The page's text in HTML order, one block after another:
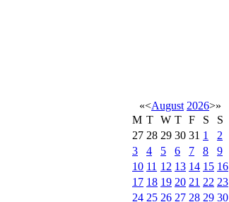
«<August 2026>»
M T W T F S
S
27 28 29 30 31 1
2
3
4 5 6 7 8
9
10 11 12 13 14 15 16
17 18 19 20 21 22 23
24 25 26 27 28 29 30